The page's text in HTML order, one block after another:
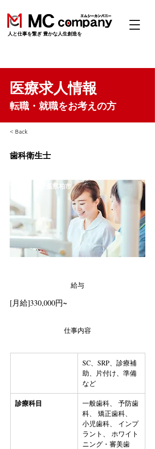
​人と仕事を繋ぎ 豊かな人生創造を
医療求人情報
転職・就職をお考えの方
< Back
歯科衛生士
千葉県柏市
給与
[月給]330,000円~
仕事内容
SC、SRP、診療補
助、片付け、準備
など
診療科目
一般歯科、 予防歯
科、 矯正歯科、
小児歯科、 インプ
ラント、 ホワイト
ニング・審美歯